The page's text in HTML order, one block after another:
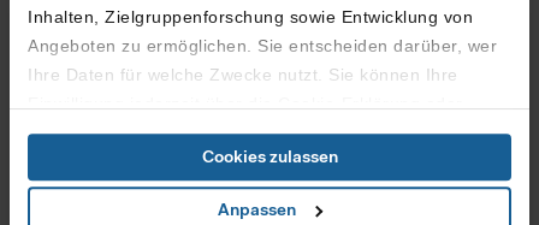
Inhalten, Zielgruppenforschung sowie Entwicklung von
Angeboten zu ermöglichen. Sie entscheiden darüber, wer
Ihre Daten für welche Zwecke nutzt. Sie können Ihre
Einwilligung jederzeit über die Cookie-Erklärung oder
durch Klicken auf das Privacy Trigger Symbol ändern oder
Wenn Sie es erlauben, würden wir auch gerne:
Cookies zulassen
Anpassen
LH 2020
aus
München
17:40